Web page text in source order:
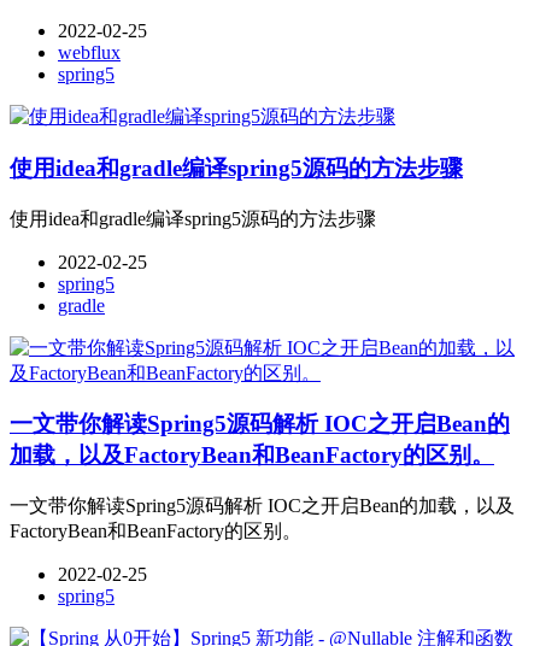
2022-02-25
webflux
spring5
使用idea和gradle编译spring5源码的方法步骤
使用idea和gradle编译spring5源码的方法步骤
2022-02-25
spring5
gradle
一文带你解读Spring5源码解析 IOC之开启Bean的
加载，以及FactoryBean和BeanFactory的区别。
一文带你解读Spring5源码解析 IOC之开启Bean的加载，以及
FactoryBean和BeanFactory的区别。
2022-02-25
spring5